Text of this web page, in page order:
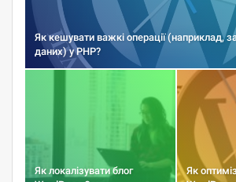
Як кешувати важкі операції (наприклад,
даних) у PHP?
Як локалізувати блог
Як